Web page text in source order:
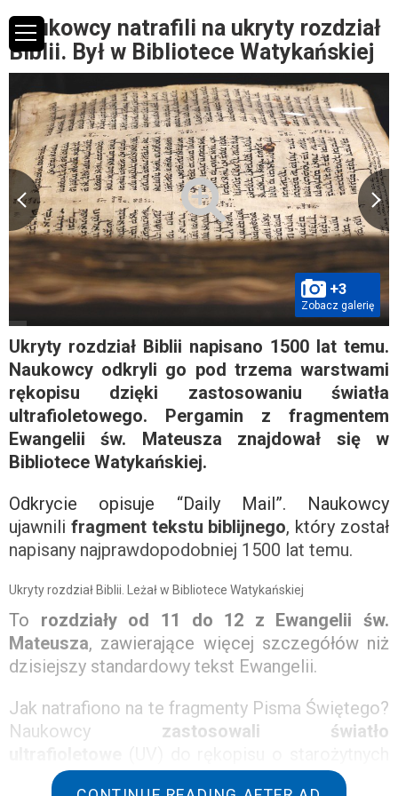
Naukowcy natrafili na ukryty rozdział
Biblii. Był w Bibliotece Watykańskiej
+3
Zobacz galerię
Ukryty rozdział Biblii napisano 1500 lat temu.
Naukowcy odkryli go pod trzema warstwami
rękopisu dzięki zastosowaniu światła
ultrafioletowego. Pergamin z fragmentem
Ewangelii św. Mateusza znajdował się w
Bibliotece Watykańskiej.
Odkrycie opisuje “Daily Mail”. Naukowcy
ujawnili fragment tekstu biblijnego, który został
napisany najprawdopodobniej 1500 lat temu.
Ukryty rozdział Biblii. Leżał w Bibliotece Watykańskiej
To rozdziały od 11 do 12 z Ewangelii św.
Mateusza, zawierające więcej szczegółów niż
dzisiejszy standardowy tekst Ewangelii.
Jak natrafiono na te fragmenty Pisma Świętego?
Naukowcy zastosowali światło
chrześcijańskich opowieściach i hymnach